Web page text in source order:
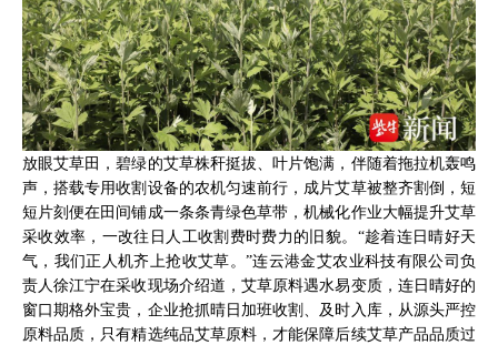
放眼艾草田，碧绿的艾草株秆挺拔、叶片饱满，伴随着拖拉机轰鸣
声，搭载专用收割设备的农机匀速前行，成片艾草被整齐割倒，短
短片刻便在田间铺成一条条青绿色草带，机械化作业大幅提升艾草
采收效率，一改往日人工收割费时费力的旧貌。“趁着连日晴好天
气，我们正人机齐上抢收艾草。”连云港金艾农业科技有限公司负
责人徐江宁在采收现场介绍道，艾草原料遇水易变质，连日晴好的
窗口期格外宝贵，企业抢抓晴日加班收割、及时入库，从源头严控
原料品质，只有精选纯品艾草原料，才能保障后续艾草产品品质过